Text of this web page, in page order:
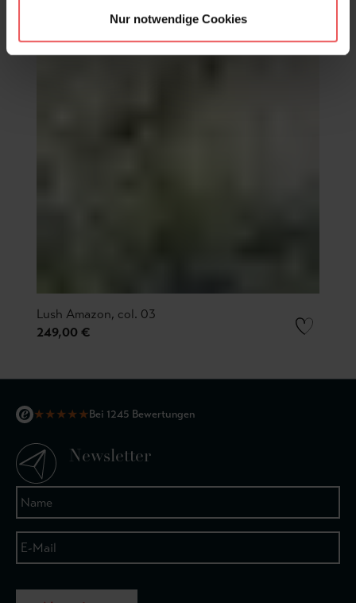
Nur notwendige Cookies
Lush Amazon, col. 03
249,00 €
★★★★★Bei 1245 Bewertungen
Newsletter